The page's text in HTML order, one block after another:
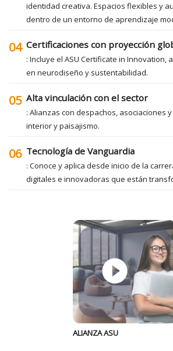
identidad creativa. Espacios flexibles y
dentro de un entorno de aprendizaje
04 Certificaciones con proyección
: Incluye el ASU Certificate in Innovation,
en neurodiseño y sustentabilidad.
05 Alta vinculación con el sector
: Alianzas con despachos, asociaciones
interior y paisajismo.
06 Tecnología de Vanguardia
: Conoce y aplica desde inicio de la
digitales e innovadoras que están
ALIANZA ASU